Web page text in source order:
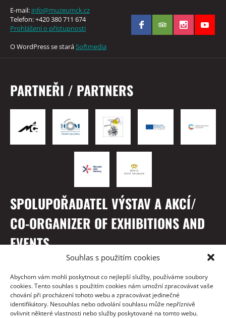
Souhlas s použitím cookies
Abychom vám mohli poskytnout co nejlepší služby, používáme soubory
cookies. Tento souhlas s použitím cookies nám umožní zpracovávat vaše
chování při procházení tohoto webu a zpracovávat jedinečné
identifikátory. Nesouhlas nebo odvolání souhlasu může nepříznivě
ovlivnit některé vlastnosti nebo služby poskytované na tomto webu.
E-mail: info@muzeumck.cz
Telefon: +420 380 711 674
Prohlášení o přístupnosti
O WordPress se staráSoftmedia
PARTNEŘI / PARTNERS
SPOLUPOŘADATEL VÝSTAV A AKCÍ/
CO-ORGANIZER OF EXHIBITIONS AND
EVENTS